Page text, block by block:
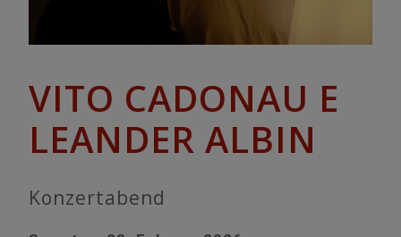
VITO CADONAU E
LEANDER ALBIN
Konzertabend